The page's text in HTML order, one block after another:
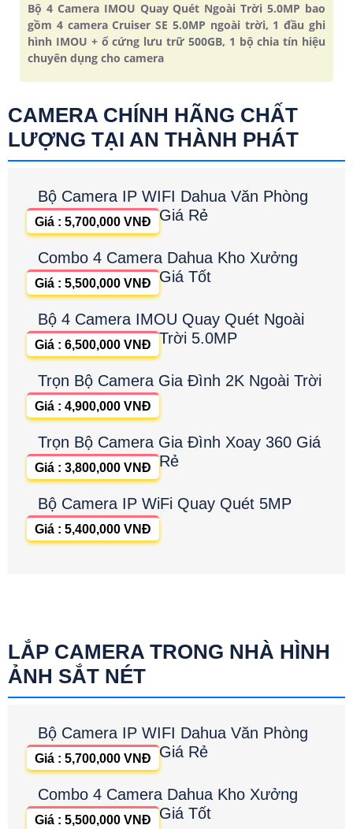
Bộ 4 Camera IMOU Quay Quét Ngoài Trời 5.0MP bao
gồm 4 camera Cruiser SE 5.0MP ngoài trời, 1 đầu ghi
hình IMOU + ổ cứng lưu trữ 500GB, 1 bộ chia tín hiệu
chuyên dụng cho camera
CAMERA CHÍNH HÃNG CHẤT
LƯỢNG TẠI AN THÀNH PHÁT
Bộ Camera IP WIFI Dahua Văn Phòng
Giá Rẻ
Giá : 5,700,000 VNĐ
Combo 4 Camera Dahua Kho Xưởng
Giá Tốt
Giá : 5,500,000 VNĐ
Bộ 4 Camera IMOU Quay Quét Ngoài
Trời 5.0MP
Giá : 6,500,000 VNĐ
Trọn Bộ Camera Gia Đình 2K Ngoài Trời
Giá : 4,900,000 VNĐ
Trọn Bộ Camera Gia Đình Xoay 360 Giá
Rẻ
Giá : 3,800,000 VNĐ
Bộ Camera IP WiFi Quay Quét 5MP
Giá : 5,400,000 VNĐ
LẮP CAMERA TRONG NHÀ HÌNH
ẢNH SẮT NÉT
Bộ Camera IP WIFI Dahua Văn Phòng
Giá Rẻ
Giá : 5,700,000 VNĐ
Combo 4 Camera Dahua Kho Xưởng
Giá Tốt
Giá : 5,500,000 VNĐ